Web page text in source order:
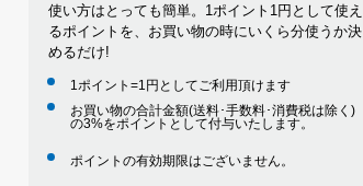
使い方はとっても簡単。1ポイント1円として使え
るポイントを、お買い物の時にいくら分使うか決
めるだけ!
1ポイント=1円としてご利用頂けます
お買い物の合計金額(送料･手数料･消費税は除く)
の3%をポイントとして付与いたします。
ポイントの有効期限はございません。